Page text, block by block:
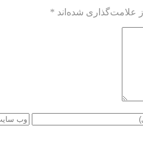
علامت‌گذاری شده‌اند *